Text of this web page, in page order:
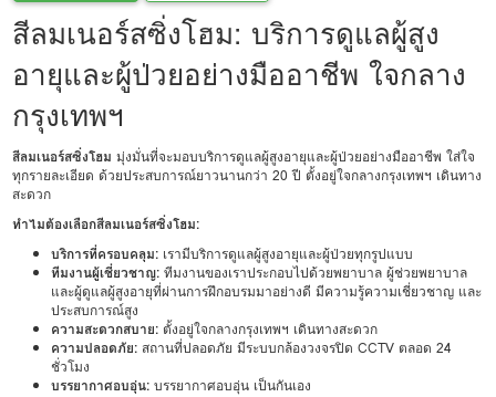
สีลมเนอร์สซิ่งโฮม: บริการดูแลผู้สูง
อายุและผู้ป่วยอย่างมืออาชีพ ใจกลาง
กรุงเทพฯ
สีลมเนอร์สซิ่งโฮม มุ่งมั่นที่จะมอบบริการดูแลผู้สูงอายุและผู้ป่วยอย่างมืออาชีพ ใส่ใจ
ทุกรายละเอียด ด้วยประสบการณ์ยาวนานกว่า 20 ปี ตั้งอยู่ใจกลางกรุงเทพฯ เดินทาง
สะดวก
ทำไมต้องเลือกสีลมเนอร์สซิ่งโฮม:
บริการที่ครอบคลุม: เรามีบริการดูแลผู้สูงอายุและผู้ป่วยทุกรูปแบบ
ทีมงานผู้เชี่ยวชาญ: ทีมงานของเราประกอบไปด้วยพยาบาล ผู้ช่วยพยาบาล
และผู้ดูแลผู้สูงอายุที่ผ่านการฝึกอบรมมาอย่างดี มีความรู้ความเชี่ยวชาญ และ
ประสบการณ์สูง
ความสะดวกสบาย: ตั้งอยู่ใจกลางกรุงเทพฯ เดินทางสะดวก
ความปลอดภัย: สถานที่ปลอดภัย มีระบบกล้องวงจรปิด CCTV ตลอด 24
ชั่วโมง
บรรยากาศอบอุ่น: บรรยากาศอบอุ่น เป็นกันเอง